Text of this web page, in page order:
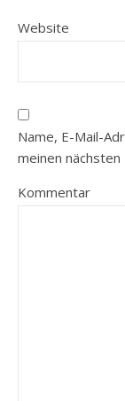
Website
Name, E-Mail-
meinen
Kommentar